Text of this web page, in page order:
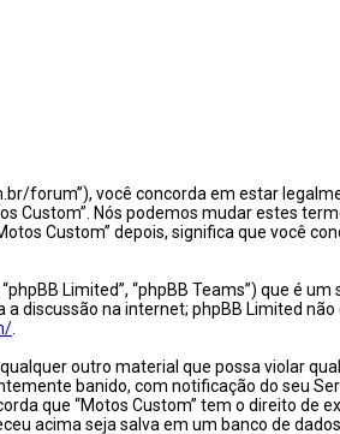
forum”), você concorda em estar
Custom”. Nós podemos mudar estes
Custom” depois, significa que você
Limited”, “phpBB Teams”) que é
a discussão na internet; phpBB Limited
outro material que possa violar
banido, com notificação do seu
que “Motos Custom” tem o direito de
acima seja salva em um banco de